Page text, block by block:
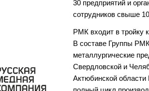
30 предприятий и
сотрудников свыше
РМК входит в тройку
В составе Группы
металлургические
Свердловской и
Актюбинской